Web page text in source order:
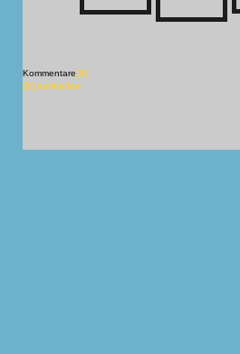
Kommentare[X]
[X] schließen